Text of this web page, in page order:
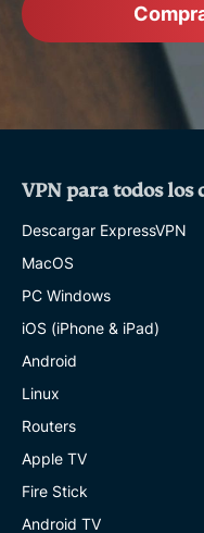
VPN para todos los
Descargar ExpressVPN
MacOS
PC Windows
iOS (iPhone & iPad)
Android
Linux
Routers
Apple TV
Fire Stick
Android TV